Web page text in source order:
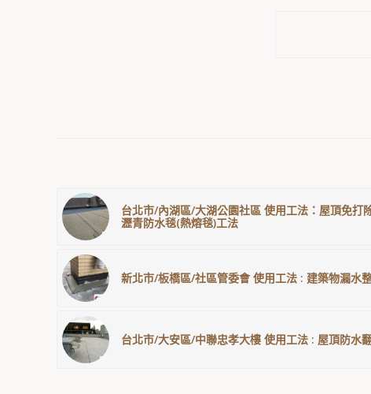
台北市/內湖區/大湖公園社區 使用工法：屋頂免
瀝青防水毯(熱熔毯)工法
新北市/板橋區/社區管委會 使用工法 : 建築物漏水
台北市/大安區/中聯忠孝大樓 使用工法 : 屋頂防水